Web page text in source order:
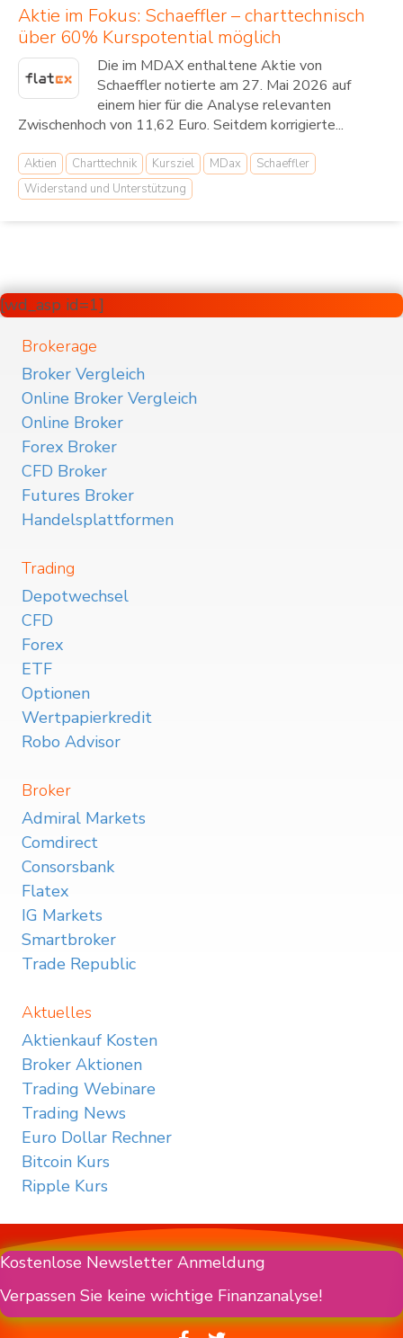
Aktie im Fokus: Schaeffler – charttechnisch
über 60% Kurspotential möglich
Die im MDAX enthaltene Aktie von
Schaeffler notierte am 27. Mai 2026 auf
einem hier für die Analyse relevanten
Zwischenhoch von 11,62 Euro. Seitdem korrigierte...
Aktien Charttechnik Kursziel MDax
Schaeffler
Widerstand und Unterstützung
[wd_asp id=1]
Brokerage
Broker Vergleich
Online Broker Vergleich
Online Broker
Forex Broker
CFD Broker
Futures Broker
Handelsplattformen
Trading
Depotwechsel
CFD
Forex
ETF
Optionen
Wertpapierkredit
Robo Advisor
Broker
Admiral Markets
Comdirect
Consorsbank
Flatex
IG Markets
Smartbroker
Trade Republic
Aktuelles
Aktienkauf Kosten
Broker Aktionen
Trading Webinare
Trading News
Euro Dollar Rechner
Bitcoin Kurs
Ripple Kurs
Kostenlose Newsletter Anmeldung
Verpassen Sie keine wichtige Finanzanalyse!